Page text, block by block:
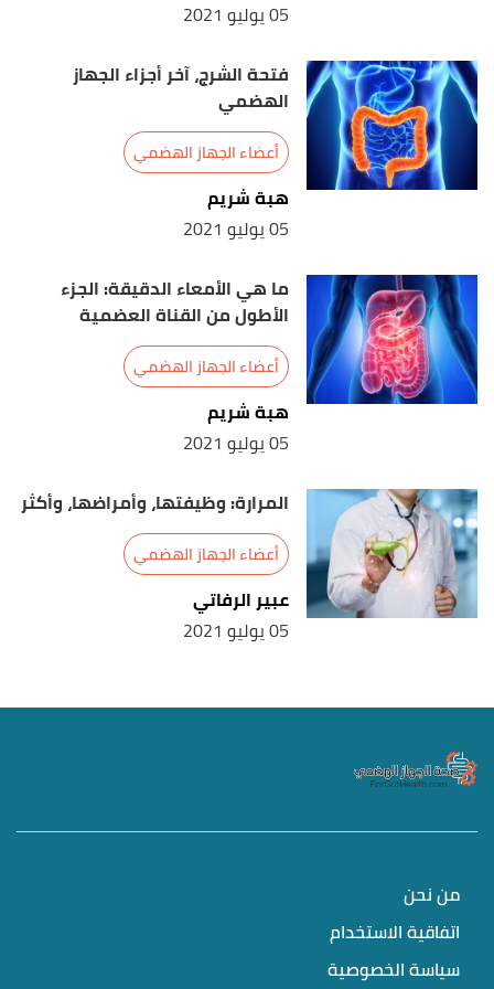
05 يوليو 2021
فتحة الشرج، آخر أجزاء الجهاز
الهضمي
أعضاء الجهاز الهضمي
هبة شريم
05 يوليو 2021
ما هي الأمعاء الدقيقة: الجزء
الأطول من القناة العضمية
أعضاء الجهاز الهضمي
هبة شريم
05 يوليو 2021
المرارة: وظيفتها، وأمراضها، وأكثر
أعضاء الجهاز الهضمي
عبير الرفاتي
05 يوليو 2021
من نحن
اتفاقية الاستخدام
سياسة الخصوصية